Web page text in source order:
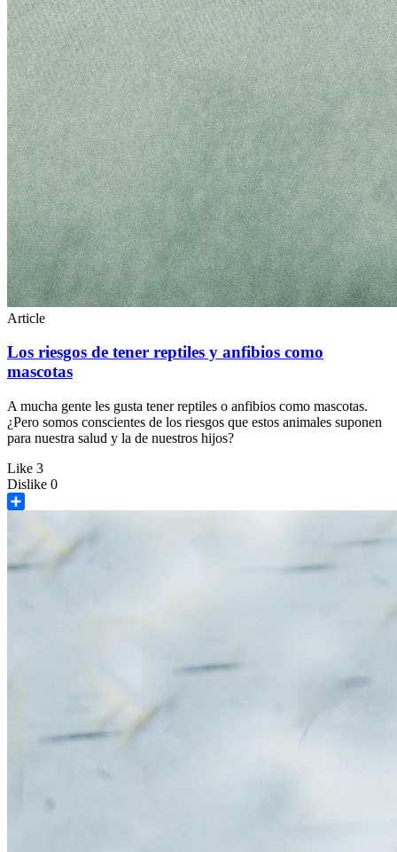
Article
Los riesgos de tener reptiles y anfibios como
mascotas
A mucha gente les gusta tener reptiles o anfibios como mascotas.
¿Pero somos conscientes de los riesgos que estos animales suponen
para nuestra salud y la de nuestros hijos?
Like 3
Dislike 0